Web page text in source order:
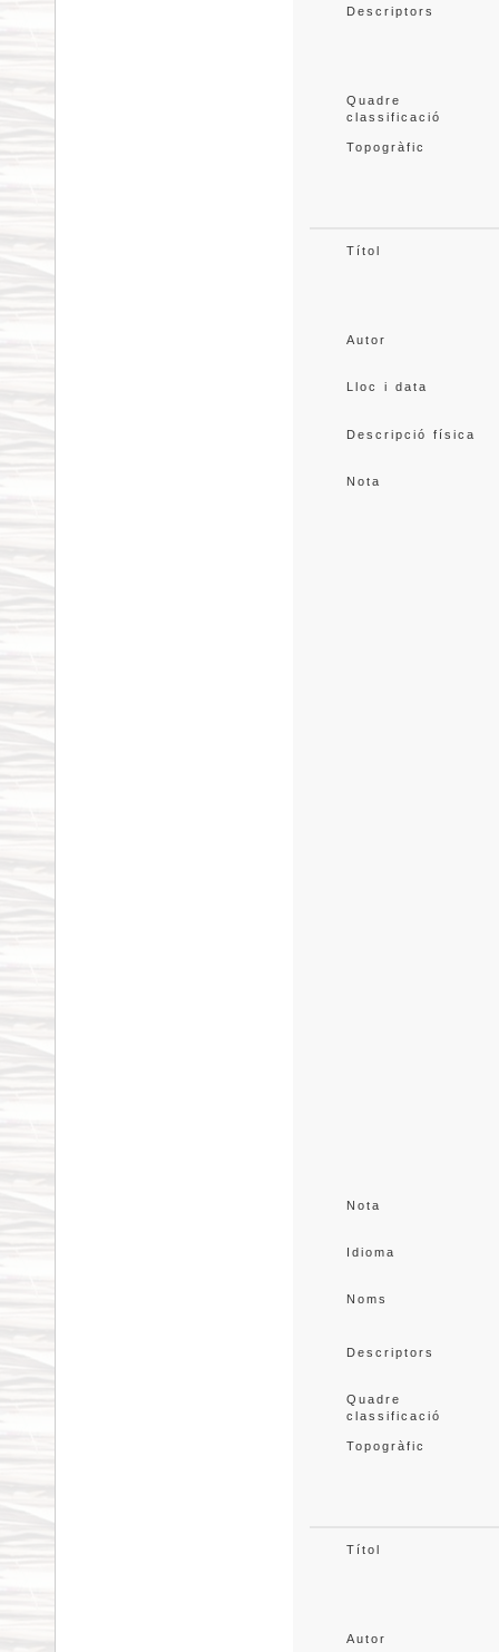
Descriptors
Quadre
classificació
Topogràfic
Títol
Autor
Lloc i data
Descripció física
Nota
Nota
Idioma
Noms
Descriptors
Quadre
classificació
Topogràfic
Títol
Autor